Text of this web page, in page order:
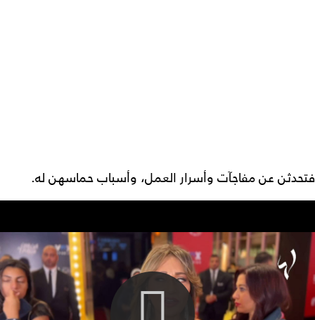
فتحدثن عن مفاجآت وأسرار العمل، وأسباب حماسهن له.